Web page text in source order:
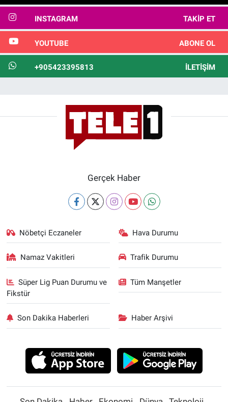
INSTAGRAM TAKIP ET
YOUTUBE ABONE OL
+905423395813 İLETIŞIM
Gerçek Haber
Nöbetçi Eczaneler Hava Durumu
Namaz Vakitleri Trafik Durumu
Süper Lig Puan Durumu ve
Fikstür
Tüm Manşetler
Son Dakika Haberleri Haber Arşivi